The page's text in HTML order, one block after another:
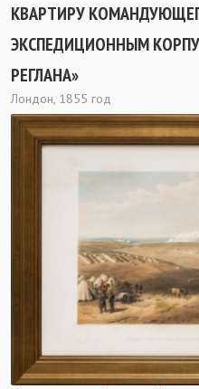
КВАРТИРУ
ЭКСПЕДИЦИОННЫМ
РЕГЛАНА»
Лондон, 1855 год